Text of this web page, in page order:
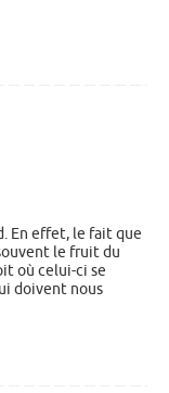
En effet, le fait que
le fruit du
où celui-ci se
doivent nous